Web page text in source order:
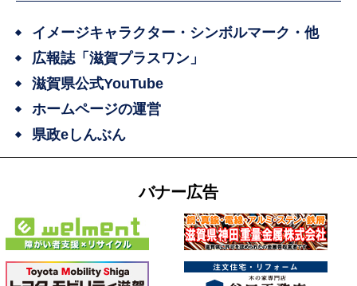
イメージキャラクター・シンボルマーク・他
広報誌「滋賀プラスワン」
滋賀県公式YouTube
ホームページの運営
県政eしんぶん
バナー広告